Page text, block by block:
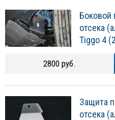
Боковой
отсека
Tiggo 4
2800 руб.
Защита
отсека